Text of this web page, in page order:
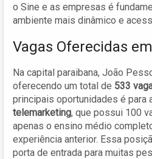
o Sine e as empresas é
ambiente mais dinâmico e
Vagas Oferecidas
Na capital paraibana, João
oferecendo um total de 533
principais oportunidades é para
telemarketing, que possui 100
apenas o ensino médio
experiência anterior. Essa
porta de entrada para muitas